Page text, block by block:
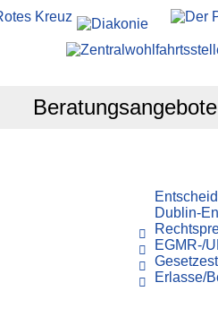
Beratungsangebote
Dublin-
EGMR-/
Erlasse/